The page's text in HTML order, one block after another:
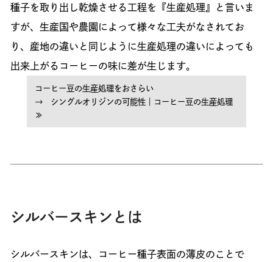
種子を取り出し乾燥させる工程を『生産処理』と言いま
すが、生産国や農園によって様々な工夫がなされてお
り、産地の違いと同じように生産処理の違いによっても
出来上がるコーヒーの味に差が生じます。
コーヒー豆の生産処理をおさらい
→ シングルオリジンの可能性｜コーヒー豆の生産処理
≫
シルバースキンとは
シルバースキンは、コーヒー種子表面の薄皮のことで